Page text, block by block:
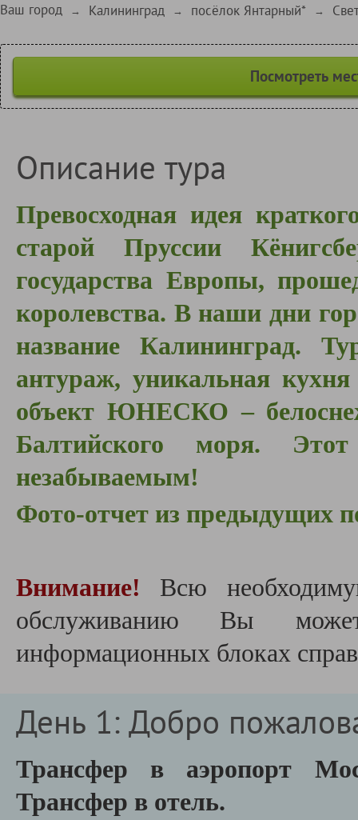
Ваш город → Калининград → посёлок Янтарный* →
Посмотреть
Описание тура
Превосходная идея
старой Пруссии
государства Европы,
королевства. В наши дни
название Калининград.
антураж, уникальная
объект ЮНЕСКО –
Балтийского моря.
незабываемым!
Фото-отчет из предыдущих
Внимание!
Всю
обслуживанию Вы
информационных блоках
День 1: Добро
Трансфер в аэропорт
Трансфер в отель.